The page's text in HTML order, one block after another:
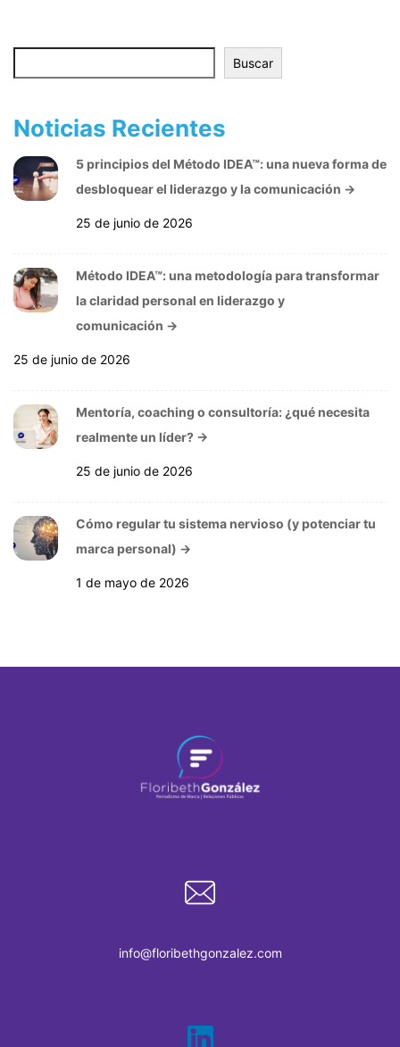
Buscar
Noticias Recientes
5 principios del Método IDEA™: una nueva forma de
desbloquear el liderazgo y la comunicación →
25 de junio de 2026
Método IDEA™: una metodología para transformar
la claridad personal en liderazgo y
comunicación →
25 de junio de 2026
Mentoría, coaching o consultoría: ¿qué necesita
realmente un líder? →
25 de junio de 2026
Cómo regular tu sistema nervioso (y potenciar tu
marca personal) →
1 de mayo de 2026
info@floribethgonzalez.com